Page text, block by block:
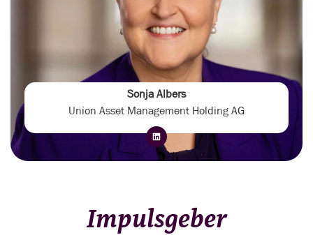
Sonja Albers
Union Asset Management Holding AG
Impulsgeber